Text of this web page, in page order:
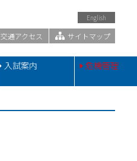
English
交通アクセス サイトマップ
入試案内 危機管理